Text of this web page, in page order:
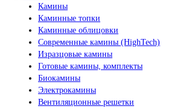
Камины
Каминные топки
Каминные облицовки
Современные камины (HighTech)
Изразцовые камины
Готовые камины, комплекты
Биокамины
Электрокамины
Вентиляционные решетки